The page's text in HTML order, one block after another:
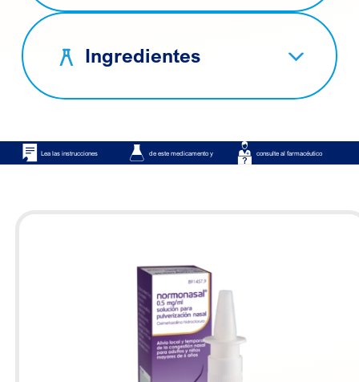
Ingredientes
Lea las instrucciones de este medicamento y consulte al farmacéutico